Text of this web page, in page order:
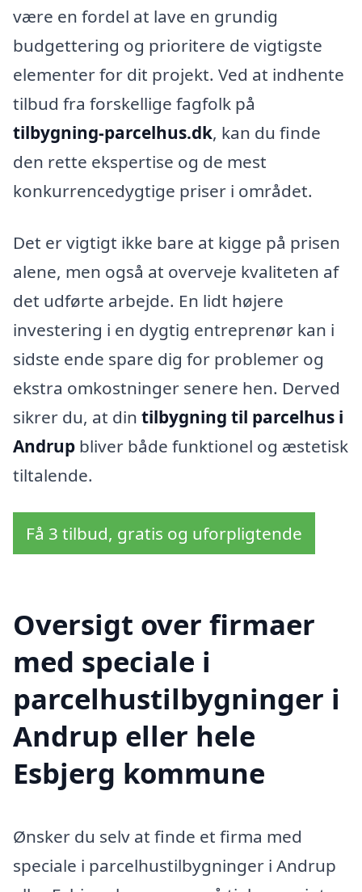
være en fordel at lave en grundig
budgettering og prioritere de vigtigste
elementer for dit projekt. Ved at indhente
tilbud fra forskellige fagfolk på
tilbygning-parcelhus.dk, kan du finde
den rette ekspertise og de mest
konkurrencedygtige priser i området.
Det er vigtigt ikke bare at kigge på prisen
alene, men også at overveje kvaliteten af
det udførte arbejde. En lidt højere
investering i en dygtig entreprenør kan i
sidste ende spare dig for problemer og
ekstra omkostninger senere hen. Derved
sikrer du, at din tilbygning til parcelhus i
Andrup bliver både funktionel og æstetisk
tiltalende.
Få 3 tilbud, gratis og uforpligtende
Oversigt over firmaer
med speciale i
parcelhustilbygninger i
Andrup eller hele
Esbjerg kommune
Ønsker du selv at finde et firma med
speciale i parcelhustilbygninger i Andrup